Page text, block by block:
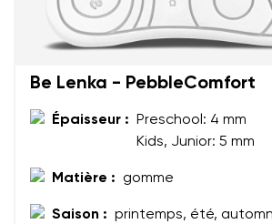
Changer de région
Be Lenka - PebbleComfort
Épaisseur :
Preschool: 4 mm
Kids, Junior: 5 mm
Matière : gomme
Saison : printemps, été,
Votre prénom et nom
Votre adresse mail
Variante
Votre prénom
N° de commande